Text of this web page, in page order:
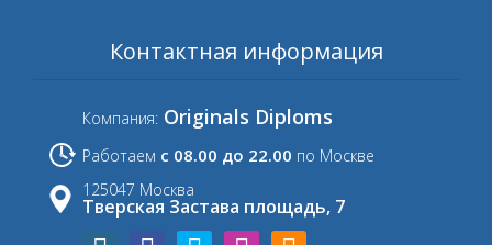
Контактная информация
Компания: Originals Diploms
Работаем с 08.00 до 22.00 по Москве
125047 Москва
Тверская Застава площадь, 7